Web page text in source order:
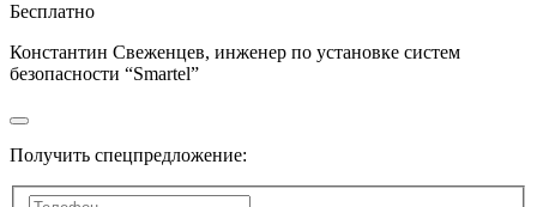
Бесплатно
Константин Свеженцев, инженер по установке систем
безопасности “Smartel”
Получить спецпредложение: